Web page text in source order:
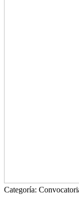
Categoría: